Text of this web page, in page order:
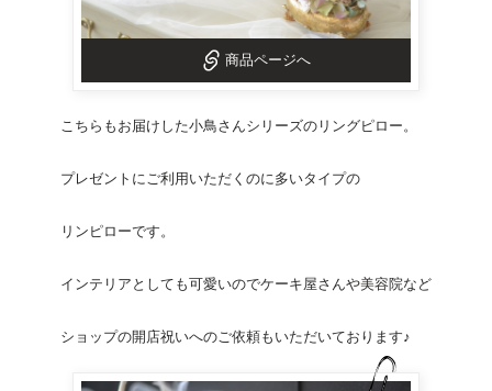
商品ページへ
こちらもお届けした小鳥さんシリーズの リングピロー。
プレゼントにご利用いただくのに多いタイプの
リンピローです。
インテリアとしても可愛いのでケーキ屋さんや美容院など
ショップの開店祝いへのご依頼もいただいております♪